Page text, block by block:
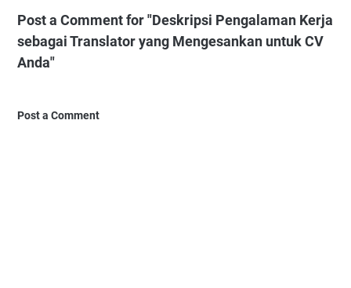
Post a Comment for "Deskripsi Pengalaman Kerja
sebagai Translator yang Mengesankan untuk CV
Anda"
Post a Comment